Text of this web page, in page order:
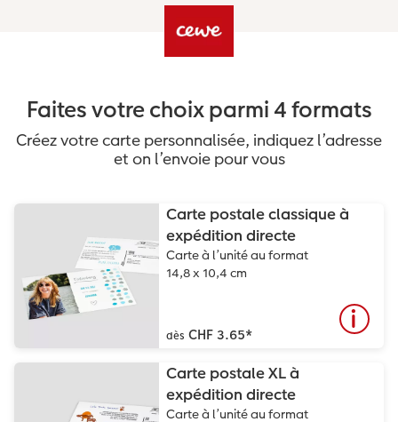
Faites votre choix parmi 4 formats
Créez votre carte personnalisée, indiquez l’adresse
et on l’envoie pour vous
Carte postale classique à
expédition directe
Carte à l’unité au format
14,8 x 10,4 cm
dès CHF 3.65*
Carte postale XL à
expédition directe
Carte à l’unité au format